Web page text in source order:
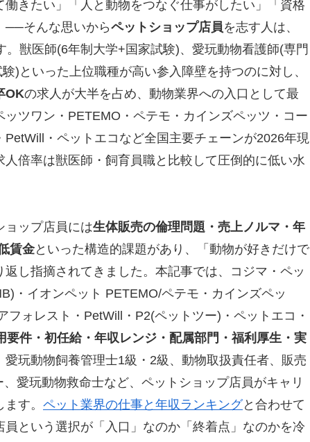
働きたい」「人と動物をつなぐ仕事がしたい」「資格
──そんな思いからペットショップ店員を志す人は、
獣医師(6年制大学+国家試験)、愛玩動物看護師(専門
)といった上位職種が高い参入障壁を持つのに対し、
OKの求人が大半を占め、動物業界への入口として最
ツワン・PETEMO・ペテモ・カインズペッツ・コー
・ペットエコなど全国主要チェーンが2026年現
倍率は獣医師・飼育員職と比較して圧倒的に低い水
ョップ店員には生体販売の倫理問題・売上ノルマ・年
賃金といった構造的課題があり、「動物が好きだけで
し指摘されてきました。本記事では、コジマ・ペッ
・イオンペット PETEMO/ペテモ・カインズペッ
ォレスト・PetWill・P2(ペットツー)・ペットエコ・
要件・初任給・年収レンジ・配属部門・福利厚生・実
玩動物飼養管理士1級・2級、動物取扱責任者、販売
愛玩動物救命士など、ペットショップ店員がキャリ
す。 ペット業界の仕事と年収ランキングと合わせて
という選択が「入口」なのか「終着点」なのかを冷